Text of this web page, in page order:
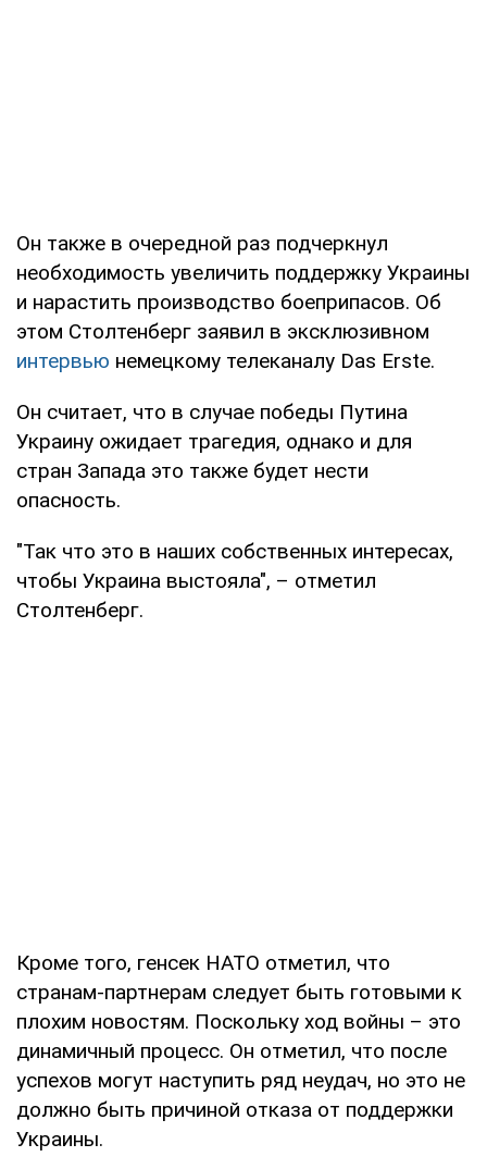
Он также в очередной раз подчеркнул
необходимость увеличить поддержку Украины
и нарастить производство боеприпасов. Об
этом Столтенберг заявил в эксклюзивном
интервью немецкому телеканалу Das Erste.
Он считает, что в случае победы Путина
Украину ожидает трагедия, однако и для
стран Запада это также будет нести
опасность.
"Так что это в наших собственных интересах,
чтобы Украина выстояла", – отметил
Столтенберг.
Кроме того, генсек НАТО отметил, что
странам-партнерам следует быть готовыми к
плохим новостям. Поскольку ход войны – это
динамичный процесс. Он отметил, что после
успехов могут наступить ряд неудач, но это не
должно быть причиной отказа от поддержки
Украины.